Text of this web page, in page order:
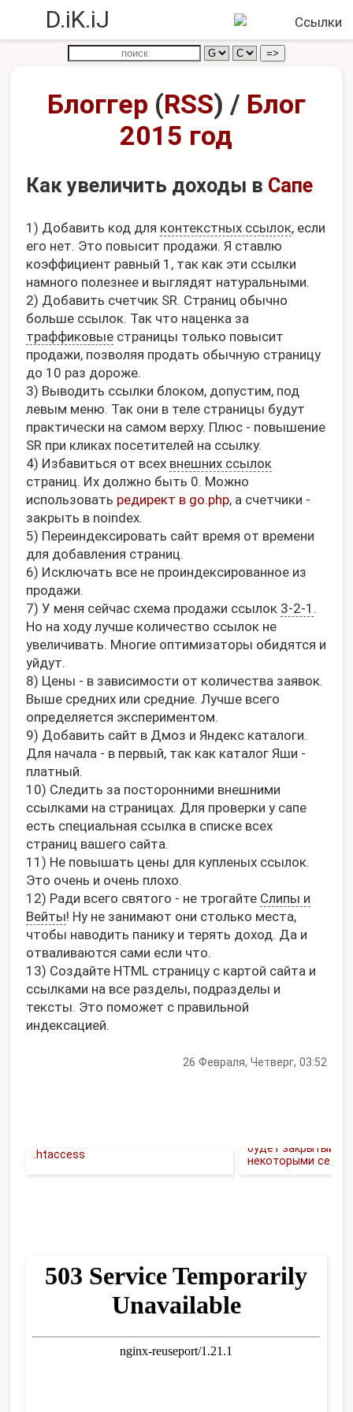
D.iK.iJ
Блоггер (RSS) / Блог
2015 год
Как увеличить доходы в Сапе
1) Добавить код для контекстных ссылок, если
его нет. Это повысит продажи. Я ставлю
коэффициент равный 1, так как эти ссылки
намного полезнее и выглядят натуральными.
2) Добавить счетчик SR. Страниц обычно
больше ссылок. Так что наценка за
траффиковые страницы только повысит
продажи, позволяя продать обычную страницу
до 10 раз дороже.
3) Выводить ссылки блоком, допустим, под
левым меню. Так они в теле страницы будут
практически на самом верху. Плюс - повышение
SR при кликах посетителей на ссылку.
4) Избавиться от всех внешних ссылок
страниц. Их должно быть 0. Можно
использовать редирект в go.php, а счетчики -
закрыть в noindex.
5) Переиндексировать сайт время от времени
для добавления страниц.
6) Исключать все не проиндексированное из
продажи.
7) У меня сейчас схема продажи ссылок 3-2-1 .
Но на ходу лучше количество ссылок не
увеличивать. Многие оптимизаторы обидятся и
уйдут.
8) Цены - в зависимости от количества заявок.
Выше средних или средние. Лучше всего
определяется экспериментом.
9) Добавить сайт в Дмоз и Яндекс каталоги.
Для начала - в первый, так как каталог Яши -
платный.
10) Следить за посторонними внешними
ссылками на страницах. Для проверки у сапе
есть специальная ссылка в списке всех
страниц вашего сайта.
11) Не повышать цены для купленых ссылок.
Это очень и очень плохо.
12) Ради всего святого - не трогайте Слипы и
Вейты! Ну не занимают они столько места,
чтобы наводить панику и терять доход. Да и
отваливаются сами если что.
13) Создайте HTML страницу с картой сайта и
ссылками на все разделы, подразделы и
тексты. Это поможет с правильной
индексацией.
26 Февраля, Четверг, 03:52
.htaccess
будет закрытый
некоторыми се...